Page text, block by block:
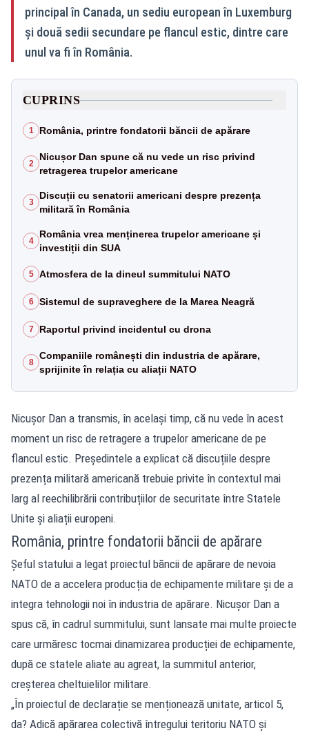
principal în Canada, un sediu european în Luxemburg
și două sedii secundare pe flancul estic, dintre care
unul va fi în România.
CUPRINS
1 România, printre fondatorii băncii de apărare
2
Nicușor Dan spune că nu vede un risc privind
retragerea trupelor americane
3
Discuții cu senatorii americani despre prezența
militară în România
4
România vrea menținerea trupelor americane și
investiții din SUA
5 Atmosfera de la dineul summitului NATO
6 Sistemul de supraveghere de la Marea Neagră
7 Raportul privind incidentul cu drona
8
Companiile românești din industria de apărare,
sprijinite în relația cu aliații NATO
Nicușor Dan a transmis, în același timp, că nu vede în acest
moment un risc de retragere a trupelor americane de pe
flancul estic. Președintele a explicat că discuțiile despre
prezența militară americană trebuie privite în contextul mai
larg al reechilibrării contribuțiilor de securitate între Statele
Unite și aliații europeni.
România, printre fondatorii băncii de apărare
Șeful statului a legat proiectul băncii de apărare de nevoia
NATO de a accelera producția de echipamente militare și de a
integra tehnologii noi în industria de apărare. Nicușor Dan a
spus că, în cadrul summitului, sunt lansate mai multe proiecte
care urmăresc tocmai dinamizarea producției de echipamente,
după ce statele aliate au agreat, la summitul anterior,
creșterea cheltuielilor militare.
„În proiectul de declarație se menționează unitate, articol 5,
da? Adică apărarea colectivă întregului teritoriu NATO și